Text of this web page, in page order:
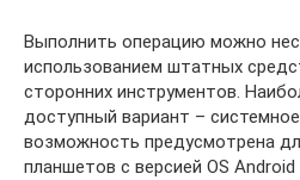
Выполнить операцию можно
использованием штатных
сторонних инструментов.
доступный вариант –
возможность предусмотрена
планшетов с версией OS